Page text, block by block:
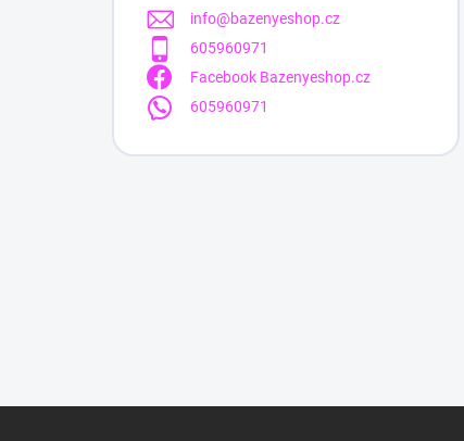
info@bazenyeshop.cz
605960971
Facebook Bazenyeshop.cz
605960971